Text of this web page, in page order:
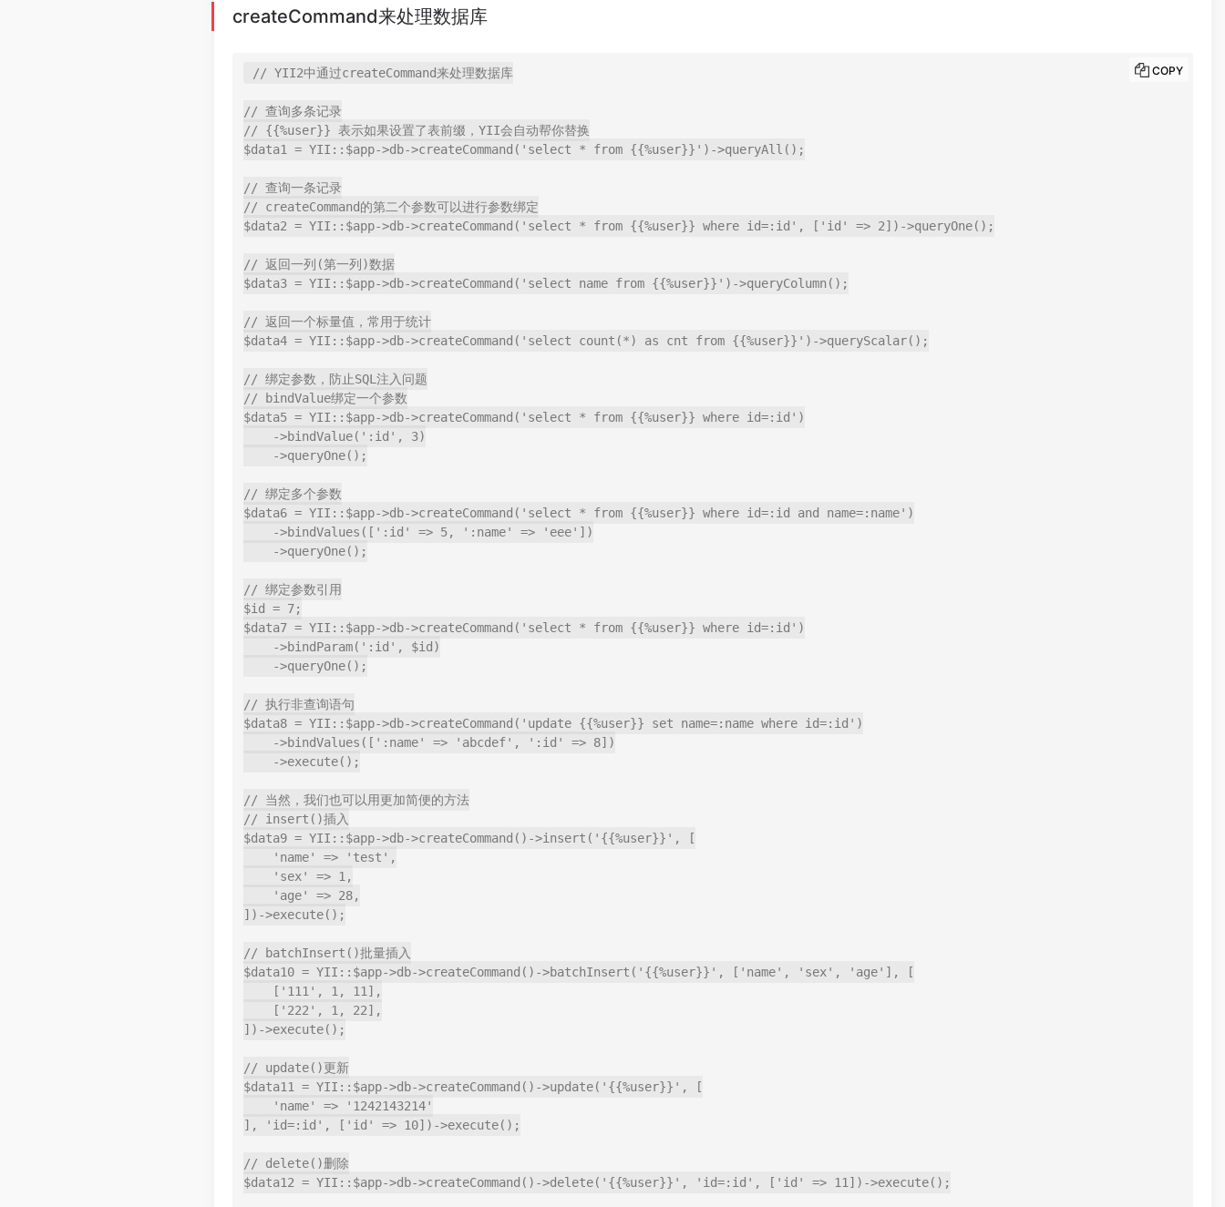
createCommand来处理数据库
// YII2中通过createCommand来处理数据库
// 查询多条记录
// {{%user}} 表示如果设置了表前缀，YII会自动帮你替换
$data1 = YII::$app->db->createCommand('select * from {{%user}}')->queryAll();
// 查询一条记录
// createCommand的第二个参数可以进行参数绑定
$data2 = YII::$app->db->createCommand('select * from {{%user}} where id=:id', ['id' => 2])->queryOne();
// 返回一列(第一列)数据
$data3 = YII::$app->db->createCommand('select name from {{%user}}')->queryColumn();
// 返回一个标量值，常用于统计
$data4 = YII::$app->db->createCommand('select count(*) as cnt from {{%user}}')->queryScalar();
// 绑定参数，防止SQL注入问题
// bindValue绑定一个参数
$data5 = YII::$app->db->createCommand('select * from {{%user}} where id=:id')
// 绑定多个参数
$data6 = YII::$app->db->createCommand('select * from {{%user}} where id=:id and name=:name')
// 绑定参数引用
$id = 7;
$data7 = YII::$app->db->createCommand('select * from {{%user}} where id=:id')
// 执行非查询语句
$data8 = YII::$app->db->createCommand('update {{%user}} set name=:name where id=:id')
// 当然，我们也可以用更加简便的方法
// insert()插入
$data9 = YII::$app->db->createCommand()->insert('{{%user}}', [
])->execute();
// batchInsert()批量插入
$data10 = YII::$app->db->createCommand()->batchInsert('{{%user}}', ['name', 'sex', 'age'], [
])->execute();
// update()更新
$data11 = YII::$app->db->createCommand()->update('{{%user}}', [
], 'id=:id', ['id' => 10])->execute();
// delete()删除
$data12 = YII::$app->db->createCommand()->delete('{{%user}}', 'id=:id', ['id' => 11])->execute();
COPY